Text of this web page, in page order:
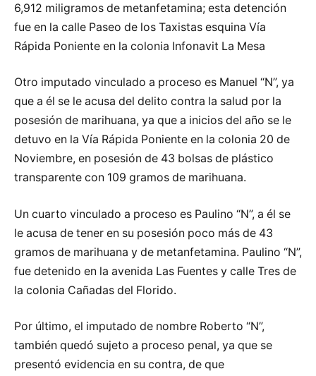
6,912 miligramos de metanfetamina; esta detención
fue en la calle Paseo de los Taxistas esquina Vía
Rápida Poniente en la colonia Infonavit La Mesa
Otro imputado vinculado a proceso es Manuel “N”, ya
que a él se le acusa del delito contra la salud por la
posesión de marihuana, ya que a inicios del año se le
detuvo en la Vía Rápida Poniente en la colonia 20 de
Noviembre, en posesión de 43 bolsas de plástico
transparente con 109 gramos de marihuana.
Un cuarto vinculado a proceso es Paulino “N”, a él se
le acusa de tener en su posesión poco más de 43
gramos de marihuana y de metanfetamina. Paulino “N”,
fue detenido en la avenida Las Fuentes y calle Tres de
la colonia Cañadas del Florido.
Por último, el imputado de nombre Roberto “N”,
también quedó sujeto a proceso penal, ya que se
presentó evidencia en su contra, de que